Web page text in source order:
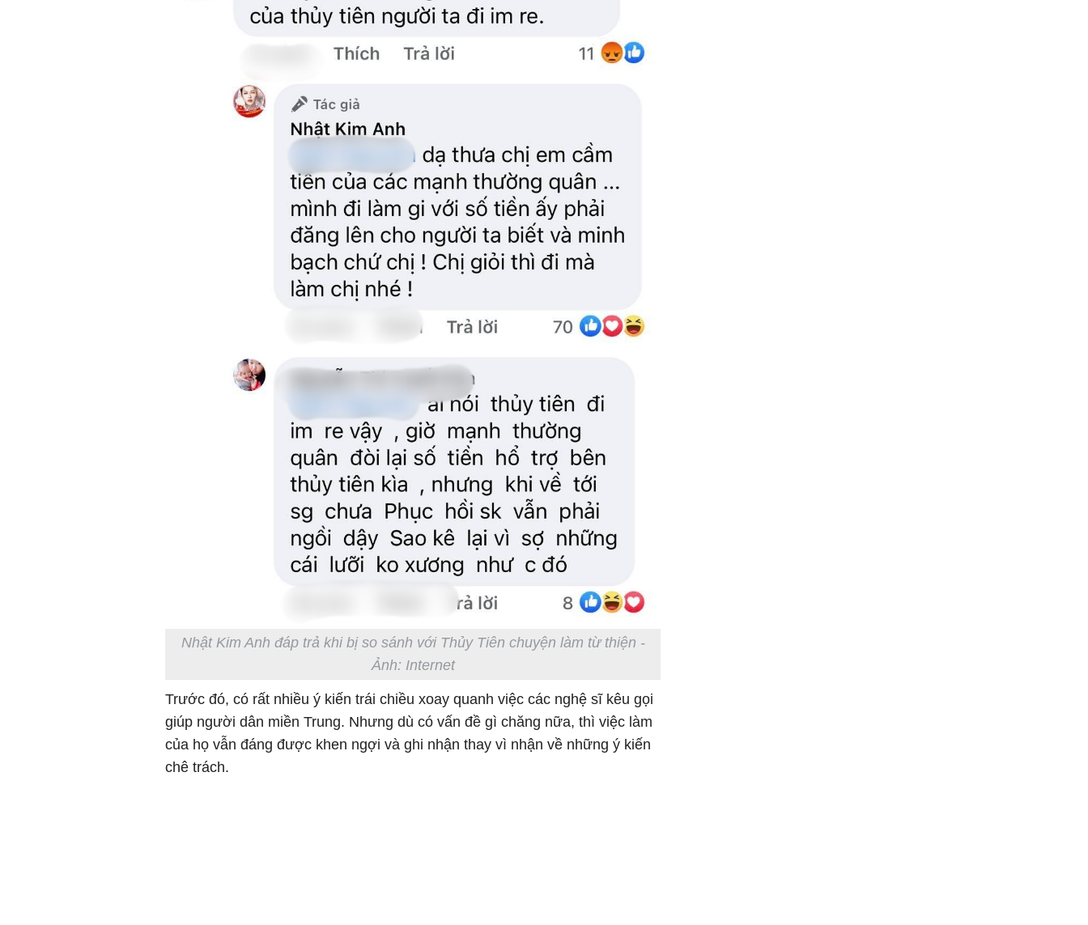
Nhật Kim Anh đáp trả khi bị so sánh với Thủy Tiên chuyện làm từ thiện -
Ảnh: Internet
Trước đó, có rất nhiều ý kiến trái chiều xoay quanh việc các nghệ sĩ kêu gọi
giúp người dân miền Trung. Nhưng dù có vấn đề gì chăng nữa, thì việc làm
của họ vẫn đáng được khen ngợi và ghi nhận thay vì nhận về những ý kiến
chê trách.